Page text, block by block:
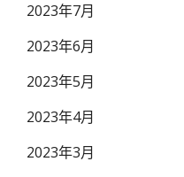
2023年7月
2023年6月
2023年5月
2023年4月
2023年3月